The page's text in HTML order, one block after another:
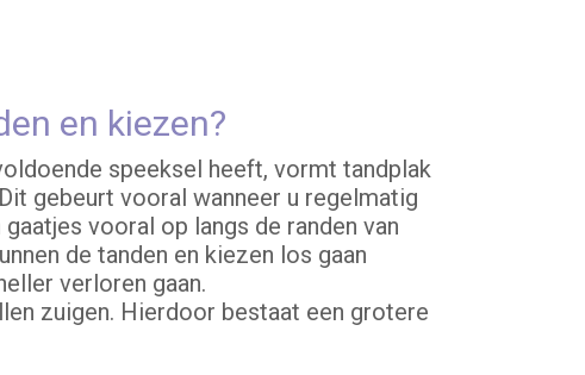
en kiezen?
speeksel heeft, vormt tandplak
gebeurt vooral wanneer u regelmatig
vooral op langs de randen van
de tanden en kiezen los gaan
verloren gaan.
zuigen. Hierdoor bestaat een grotere